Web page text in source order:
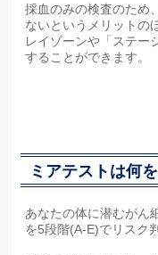
採血のみの検査のため
ないというメリットの
レイゾーンや「ステー
することができます。
ミアテストは何
あなたの体に潜むがん
を5段階(A-E)でリスク